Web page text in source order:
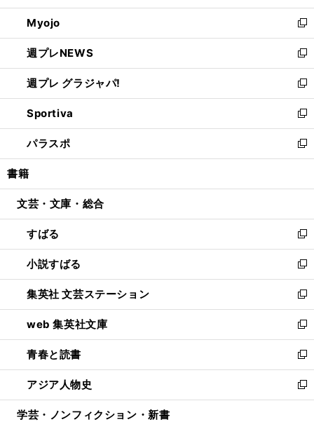
開
く
ウ
で
開
く
ン
ド
ウ
で
開
く
ウ
ィ
ン
ド
ウ
で
開
く
Myojo
新
し
い
ウ
ィ
ン
ド
ウ
で
開
週プレNEWS
新
し
い
ウ
ィ
ン
ド
ウ
開
週プレ グラジャパ!
新
し
い
ウ
ィ
ン
ウ
開
く
Sportiva
新
し
い
ウ
ン
ウ
で
開
く
パラスポ
新
し
ウ
ン
ド
ウ
で
開
く
書籍
文芸・文庫・総合
すばる
新
し
い
ウ
ィ
ン
ド
ウ
で
開
く
小説すばる
新
し
い
ウ
ィ
ン
ド
ウ
で
開
集英社 文芸ステーション
新
し
い
ウ
ィ
ン
ド
ウ
web 集英社文庫
新
し
い
ウ
ィ
ン
青春と読書
新
し
い
ウ
アジア人物史
新
し
学芸・ノンフィクション・新書